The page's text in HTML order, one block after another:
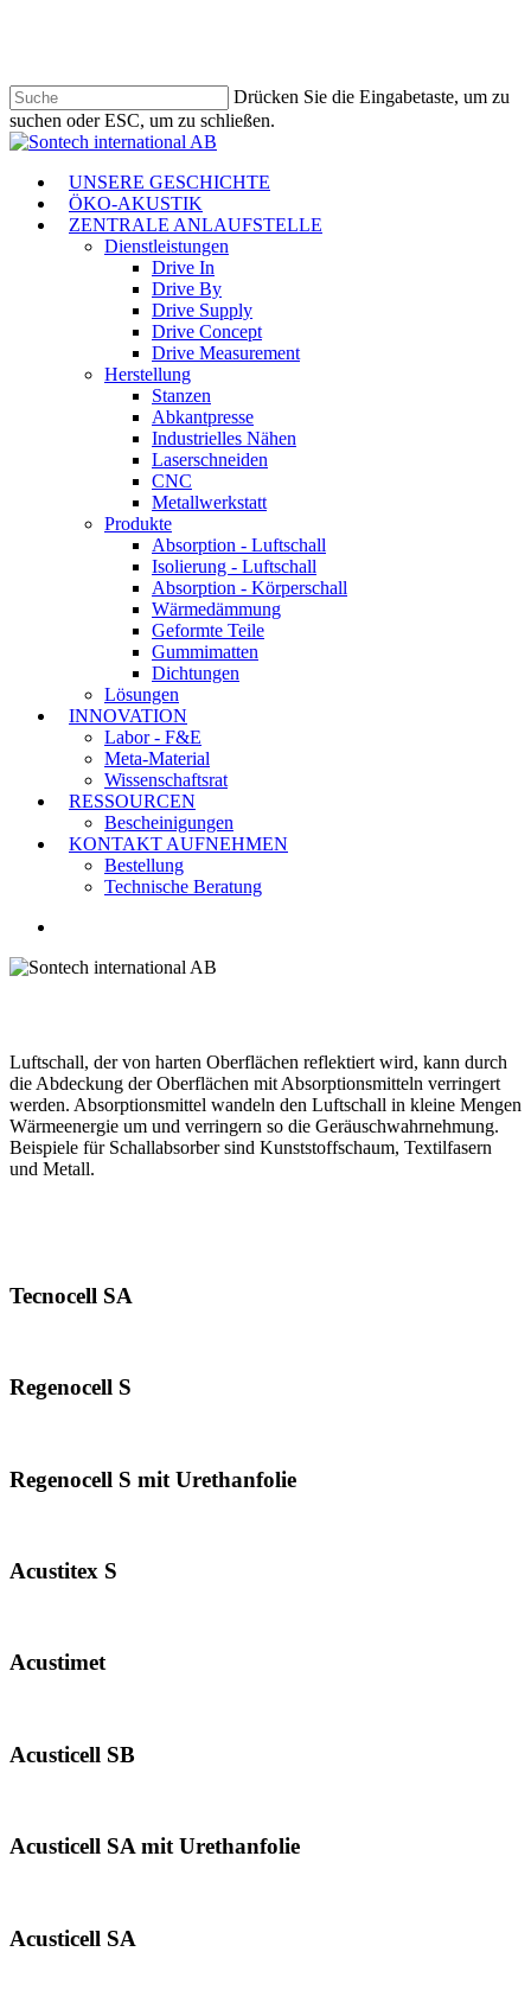
Drücken Sie die Eingabetaste, um zu
suchen oder ESC, um zu schließen.
Suche
Menü
UNSERE GESCHICHTE
ÖKO-AKUSTIK
ZENTRALE ANLAUFSTELLE
Dienstleistungen
Drive In
Drive By
Drive Supply
Drive Concept
Drive Measurement
Herstellung
Stanzen
Abkantpresse
Industrielles Nähen
Laserschneiden
CNC
Metallwerkstatt
Produkte
Absorption - Luftschall
Isolierung - Luftschall
Absorption - Körperschall
Wärmedämmung
Geformte Teile
Gummimatten
Dichtungen
Lösungen
INNOVATION
Labor - F&E
Meta-Material
Wissenschaftsrat
RESSOURCEN
Bescheinigungen
KONTAKT AUFNEHMEN
Bestellung
Technische Beratung
Luftschall, der von harten Oberflächen reflektiert wird, kann durch
die Abdeckung der Oberflächen mit Absorptionsmitteln verringert
werden. Absorptionsmittel wandeln den Luftschall in kleine Mengen
Wärmeenergie um und verringern so die Geräuschwahrnehmung.
Beispiele für Schallabsorber sind Kunststoffschaum, Textilfasern
und Metall.
Tecnocell SA
Regenocell S
Regenocell S mit Urethanfolie
Acustitex S
Acustimet
Acusticell SB
Acusticell SA mit Urethanfolie
Acusticell SA